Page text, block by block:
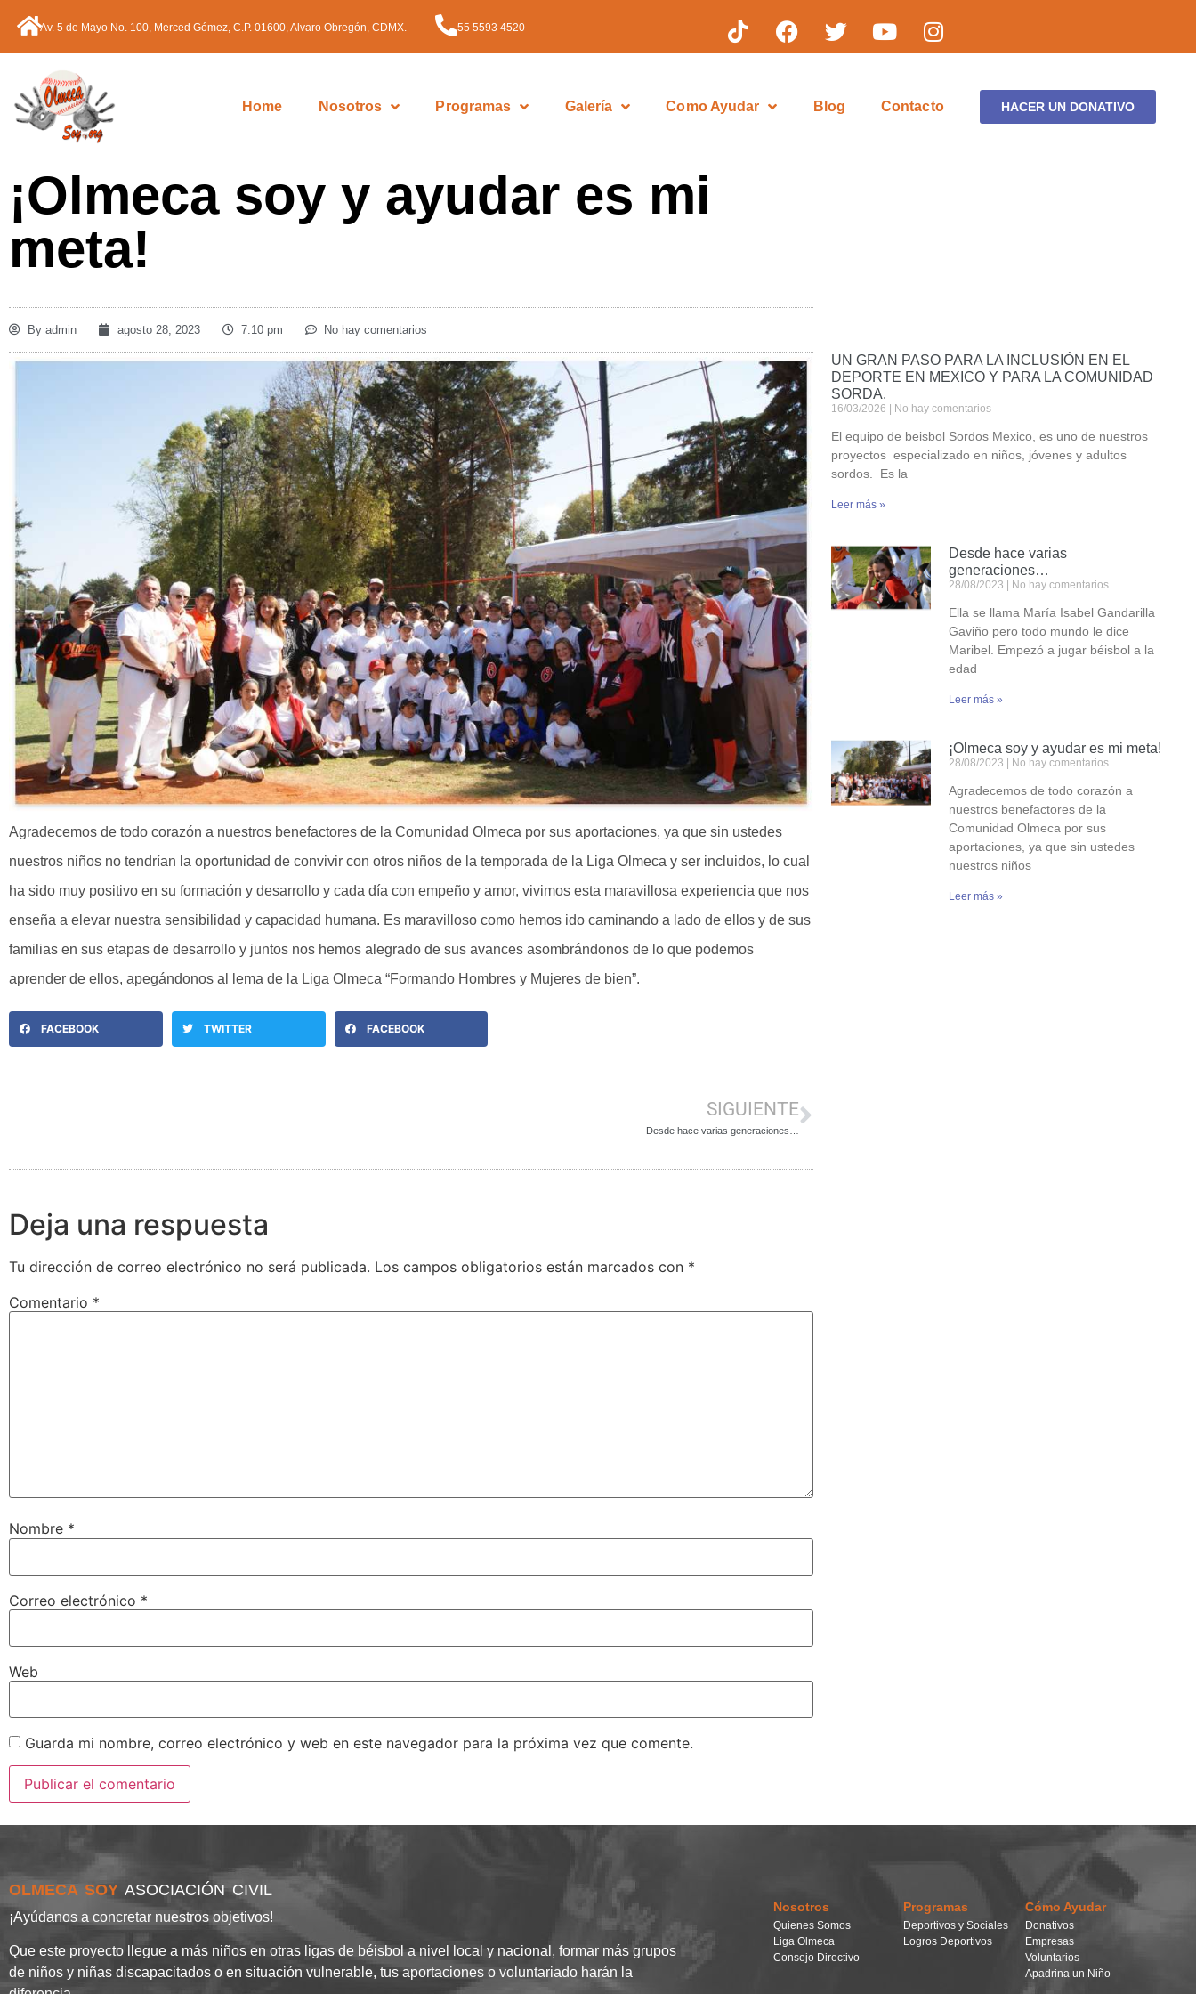
Av. 5 de Mayo No. 100, Merced Gómez, C.P. 01600, Alvaro Obregón, CDMX. 55 5593 4520
Home Nosotros Programas Galería Como Ayudar Blog Contacto HACER UN DONATIVO
¡Olmeca soy y ayudar es mi
meta!
By admin agosto 28, 2023 7:10 pm No hay comentarios
Agradecemos de todo corazón a nuestros benefactores de la Comunidad Olmeca por sus aportaciones, ya que sin ustedes
nuestros niños no tendrían la oportunidad de convivir con otros niños de la temporada de la Liga Olmeca y ser incluidos, lo cual
ha sido muy positivo en su formación y desarrollo y cada día con empeño y amor, vivimos esta maravillosa experiencia que nos
enseña a elevar nuestra sensibilidad y capacidad humana. Es maravilloso como hemos ido caminando a lado de ellos y de sus
familias en sus etapas de desarrollo y juntos nos hemos alegrado de sus avances asombrándonos de lo que podemos
aprender de ellos, apegándonos al lema de la Liga Olmeca “Formando Hombres y Mujeres de bien”.
FACEBOOK TWITTER FACEBOOK
SIGUIENTE
Desde hace varias generaciones…
Deja una respuesta
Tu dirección de correo electrónico no será publicada. Los campos obligatorios están marcados con *
Comentario *
Nombre *
Correo electrónico *
Web
Guarda mi nombre, correo electrónico y web en este navegador para la próxima vez que comente.
UN GRAN PASO PARA LA INCLUSIÓN EN EL
DEPORTE EN MEXICO Y PARA LA COMUNIDAD
SORDA.
16/03/2026 No hay comentarios
El equipo de beisbol Sordos Mexico, es uno de nuestros
proyectos especializado en niños, jóvenes y adultos
sordos. Es la
Leer más »
Desde hace varias
generaciones…
28/08/2023 No hay comentarios
Ella se llama María Isabel Gandarilla
Gaviño pero todo mundo le dice
Maribel. Empezó a jugar béisbol a la
edad
Leer más »
¡Olmeca soy y ayudar es mi meta!
28/08/2023 No hay comentarios
Agradecemos de todo corazón a
nuestros benefactores de la
Comunidad Olmeca por sus
aportaciones, ya que sin ustedes
nuestros niños
Leer más »
OLMECA SOY ASOCIACIÓN CIVIL
¡Ayúdanos a concretar nuestros objetivos!
Que este proyecto llegue a más niños en otras ligas de béisbol a nivel local y nacional, formar más grupos
de niños y niñas discapacitados o en situación vulnerable, tus aportaciones o voluntariado harán la
Nosotros
Quienes Somos
Liga Olmeca
Consejo Directivo
Programas
Deportivos y Sociales
Logros Deportivos
Cómo Ayudar
Donativos
Empresas
Voluntarios
Apadrina un Niño